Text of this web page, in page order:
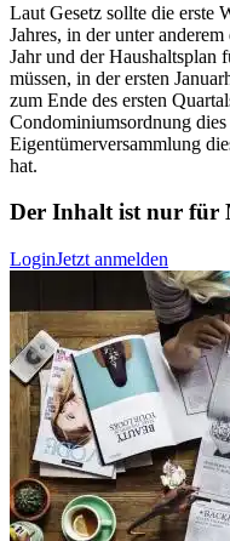
Laut Gesetz sollte die erste
Jahres, in der unter
Jahr und der Haushaltsplan
müssen, in der ersten
zum Ende des ersten
Condominiumsordnung dies
Eigentümerversammlung
hat.
Der Inhalt ist nur für
LoginJetzt anmelden